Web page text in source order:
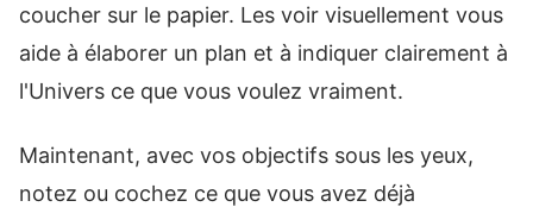
coucher sur le papier. Les voir visuellement vous
aide à élaborer un plan et à indiquer clairement à
l'Univers ce que vous voulez vraiment.
Maintenant, avec vos objectifs sous les yeux,
notez ou cochez ce que vous avez déjà